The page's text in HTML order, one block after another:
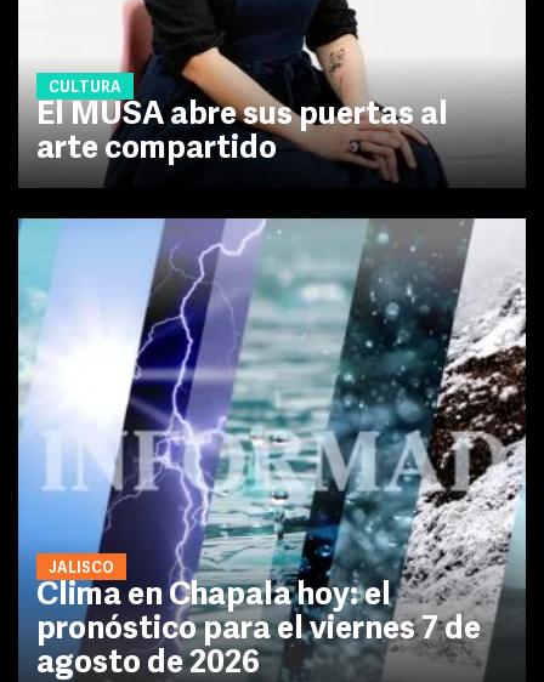
CULTURA
El MUSA abre sus puertas al
arte compartido
JALISCO
Clima en Chapala hoy: el
pronóstico para el viernes 7 de
agosto de 2026